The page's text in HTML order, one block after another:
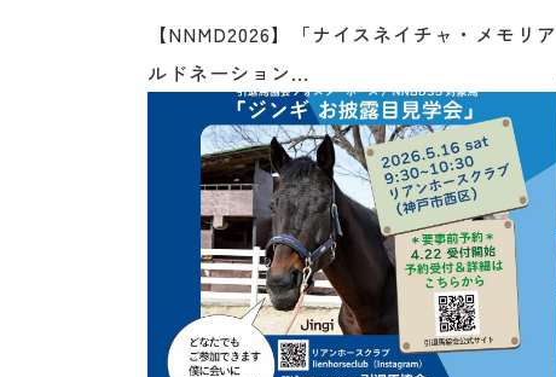
【NNMD2026】「ナイスネイチャ・メモリア
ルドネーション...